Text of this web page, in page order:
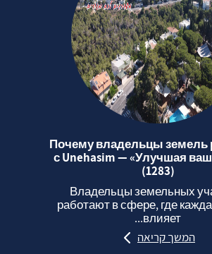
Почему владельцы земель
с Unehasim — «Улучшая
(1283)
Владельцы земельных
работают в сфере, где
влияет...
המשך קריאה